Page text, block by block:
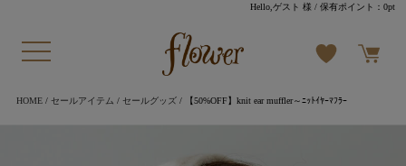
Hello,ゲスト 様 / 保有ポイント：0pt
HOME/ セールアイテム / セールグッズ/ 【50%OFF】knit ear muffler～ﾆｯﾄｲﾔｰﾏﾌﾗｰ